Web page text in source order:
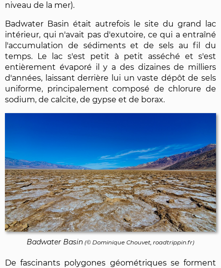
niveau de la mer).
Badwater Basin était autrefois le site du grand lac
intérieur, qui n'avait pas d'exutoire, ce qui a entraîné
l'accumulation de sédiments et de sels au fil du
temps. Le lac s'est petit à petit asséché et s'est
entièrement évaporé il y a des dizaines de milliers
d'années, laissant derrière lui un vaste dépôt de sels
uniforme, principalement composé de chlorure de
sodium, de calcite, de gypse et de borax.
Badwater Basin (© Dominique Chouvet, roadtrippin.fr)
De fascinants polygones géométriques se forment